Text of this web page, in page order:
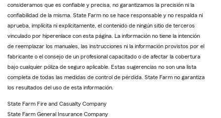
consideramos que es confiable y precisa, no garantizamos la precisión ni la
confiabilidad de la misma. State Farm no se hace responsable y no respalda ni
aprueba, implícita ni explícitamente, el contenido de ningún sitio de terceros
vinculado por hiperenlace con esta página. La información no tiene la intención
de reemplazar los manuales, las instrucciones ni la información provistos por el
fabricante o el consejo de un profesional capacitado o de afectar la cobertura
bajo cualquier póliza de seguro aplicable. Estas sugerencias no son una lista
completa de todas las medidas de control de pérdida. State Farm no garantiza
los resultados del uso de esta información.
State Farm Fire and Casualty Company
State Farm General Insurance Company